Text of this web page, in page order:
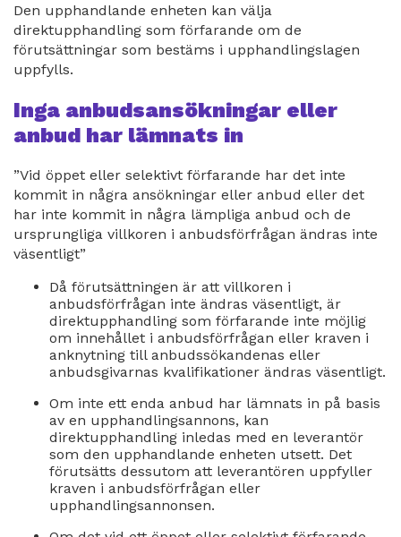
Den upphandlande enheten kan välja
direktupphandling som förfarande om de
förutsättningar som bestäms i upphandlingslagen
uppfylls.
Inga anbudsansökningar eller
anbud har lämnats in
”Vid öppet eller selektivt förfarande har det inte
kommit in några ansökningar eller anbud eller det
har inte kommit in några lämpliga anbud och de
ursprungliga villkoren i anbudsförfrågan ändras inte
väsentligt”
Då förutsättningen är att villkoren i
anbudsförfrågan inte ändras väsentligt, är
direktupphandling som förfarande inte möjlig
om innehållet i anbudsförfrågan eller kraven i
anknytning till anbudssökandenas eller
anbudsgivarnas kvalifikationer ändras väsentligt.
Om inte ett enda anbud har lämnats in på basis
av en upphandlingsannons, kan
direktupphandling inledas med en leverantör
som den upphandlande enheten utsett. Det
förutsätts dessutom att leverantören uppfyller
kraven i anbudsförfrågan eller
upphandlingsannonsen.